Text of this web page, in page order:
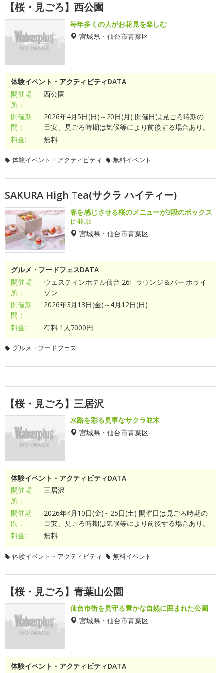
【桜・見ごろ】西公園
毎年多くの人がお花見を楽しむ
宮城県・仙台市青葉区
体験イベント・アクティビティDATA
開催場
所：
西公園
開催期
間：
2026年4月5日(日)～20日(月) 開催日は見ごろ時期の
目安、見ごろ時期は気候等により前後する場合あり。
料金:
無料
体験イベント・アクティビティ 無料イベント
SAKURA High Tea(サクラ ハイティー)
春を感じさせる桜のメニューが3段のボックス
に並ぶ
宮城県・仙台市青葉区
グルメ・フードフェスDATA
開催場
所：
ウェスティンホテル仙台 26F ラウンジ＆バー ホライ
ゾン
開催期
間：
2026年3月13日(金)～4月12日(日)
料金: 有料 1人7000円
グルメ・フードフェス
【桜・見ごろ】三居沢
水路を彩る見事なサクラ並木
宮城県・仙台市青葉区
体験イベント・アクティビティDATA
開催場
所：
三居沢
開催期
間：
2026年4月10日(金)～25日(土) 開催日は見ごろ時期の
目安、見ごろ時期は気候等により前後する場合あり。
料金:
無料
体験イベント・アクティビティ 無料イベント
【桜・見ごろ】青葉山公園
仙台市街を見守る豊かな自然に囲まれた公園
宮城県・仙台市青葉区
体験イベント・アクティビティDATA